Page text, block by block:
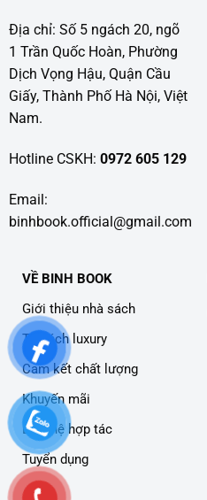
Địa chỉ: Số 5 ngách 20, ngõ
1 Trần Quốc Hoàn, Phường
Dịch Vọng Hậu, Quận Cầu
Giấy, Thành Phố Hà Nội, Việt
Nam.
Hotline CSKH: 0972 605 129
Email:
binhbook.official@gmail.com
VỀ BINH BOOK
Giới thiệu nhà sách
Tủ sách luxury
Cam kết chất lượng
Khuyến mãi
Liên hệ hợp tác
Tuyển dụng